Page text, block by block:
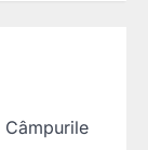
Câmpurile